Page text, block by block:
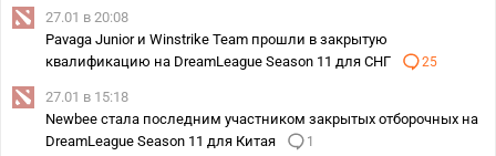
27.01 в 20:08
Pavaga Junior и Winstrike Team прошли в закрытую
квалификацию на DreamLeague Season 11 для СНГ
25
27.01 в 15:18
Newbee стала последним участником закрытых отборочных на
DreamLeague Season 11 для Китая
1